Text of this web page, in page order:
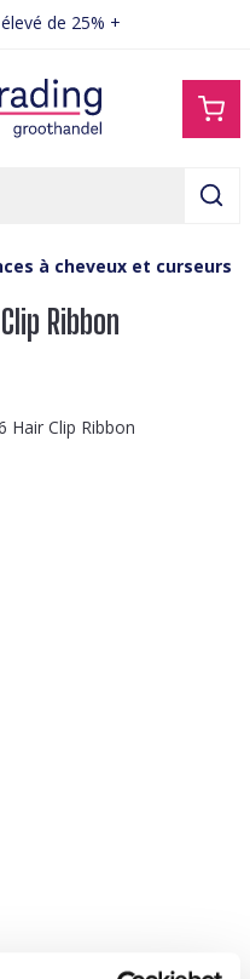
de 25% +
à cheveux et curseurs
Ribbon